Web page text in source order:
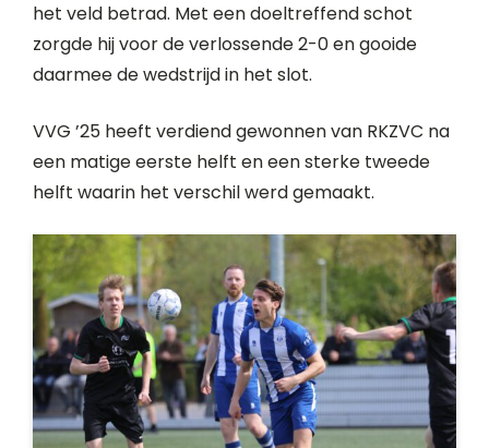
het veld betrad. Met een doeltreffend schot
zorgde hij voor de verlossende 2-0 en gooide
daarmee de wedstrijd in het slot.
VVG ’25 heeft verdiend gewonnen van RKZVC na
een matige eerste helft en een sterke tweede
helft waarin het verschil werd gemaakt.